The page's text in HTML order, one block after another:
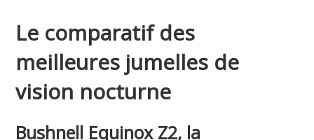
Le comparatif des
meilleures jumelles de
vision nocturne
Bushnell Equinox Z2, la